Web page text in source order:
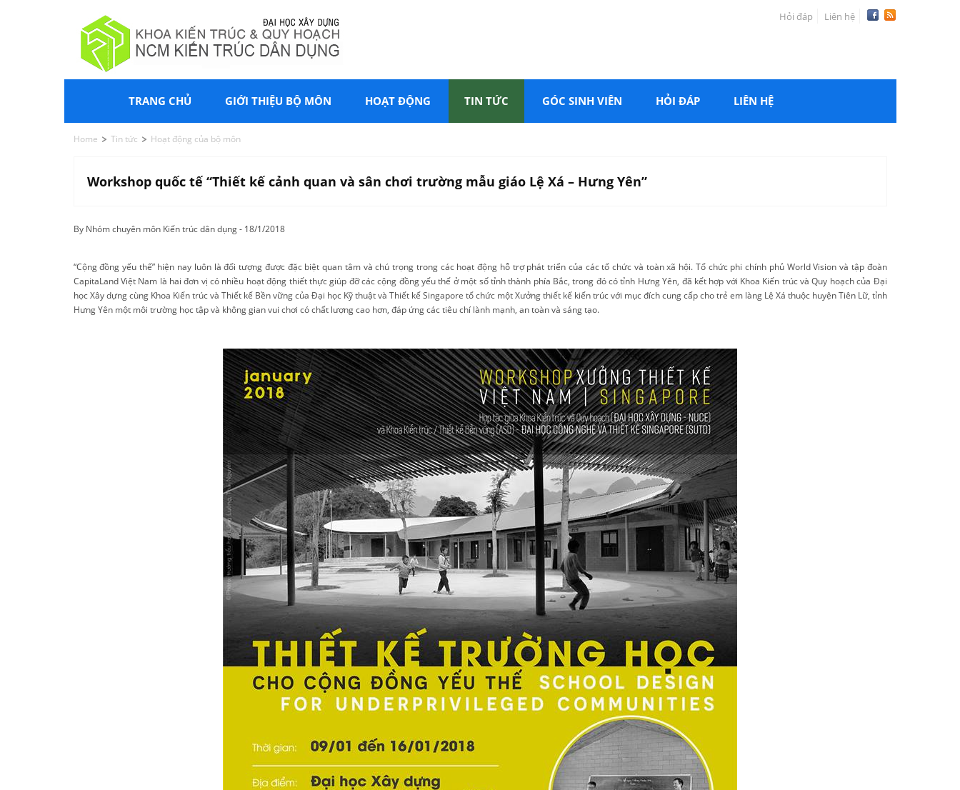
Hỏi đáp Liên hệ
TRANG CHỦ GIỚI THIỆU BỘ MÔN HOẠT ĐỘNG TIN TỨC GÓC SINH VIÊN HỎI ĐÁP LIÊN HỆ
Home Tin tức Hoạt động của bộ môn
Workshop quốc tế “Thiết kế cảnh quan và sân chơi trường mẫu giáo Lệ Xá – Hưng Yên”
By Nhóm chuyên môn Kiến trúc dân dụng - 18/1/2018
“Cộng đồng yếu thế” hiện nay luôn là đối tượng được đặc biệt quan tâm và chú trọng trong các hoạt động hỗ trợ phát triển của các tổ chức và toàn xã hội. Tổ chức phi chính phủ World Vision và tập đoàn
CapitaLand Việt Nam là hai đơn vị có nhiều hoạt động thiết thực giúp đỡ các cộng đồng yếu thế ở một số tỉnh thành phía Bắc, trong đó có tỉnh Hưng Yên, đã kết hợp với Khoa Kiến trúc và Quy hoạch của Đại
học Xây dựng cùng Khoa Kiến trúc và Thiết kế Bền vững của Đại học Kỹ thuật và Thiết kế Singapore tổ chức một Xưởng thiết kế kiến trúc với mục đích cung cấp cho trẻ em làng Lệ Xá thuộc huyện Tiên Lữ, tỉnh
Hưng Yên một môi trường học tập và không gian vui chơi có chất lượng cao hơn, đáp ứng các tiêu chí lành mạnh, an toàn và sáng tạo.